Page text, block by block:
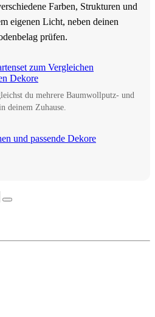
Farben, Strukturen und
eigenen Licht, neben deinen
prüfen.
du mehrere Baumwollputz- und
deinem Zuhause.
und passende Dekore